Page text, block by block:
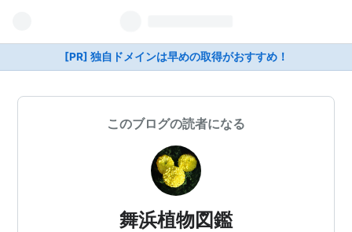
[PR] 独自ドメインは早めの取得がおすすめ！
このブログの読者になる
舞浜植物図鑑